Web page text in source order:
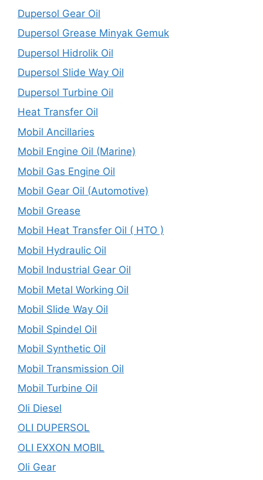
Dupersol Gear Oil
Dupersol Grease Minyak Gemuk
Dupersol Hidrolik Oil
Dupersol Slide Way Oil
Dupersol Turbine Oil
Heat Transfer Oil
Mobil Ancillaries
Mobil Engine Oil (Marine)
Mobil Gas Engine Oil
Mobil Gear Oil (Automotive)
Mobil Grease
Mobil Heat Transfer Oil ( HTO )
Mobil Hydraulic Oil
Mobil Industrial Gear Oil
Mobil Metal Working Oil
Mobil Slide Way Oil
Mobil Spindel Oil
Mobil Synthetic Oil
Mobil Transmission Oil
Mobil Turbine Oil
Oli Diesel
OLI DUPERSOL
OLI EXXON MOBIL
Oli Gear